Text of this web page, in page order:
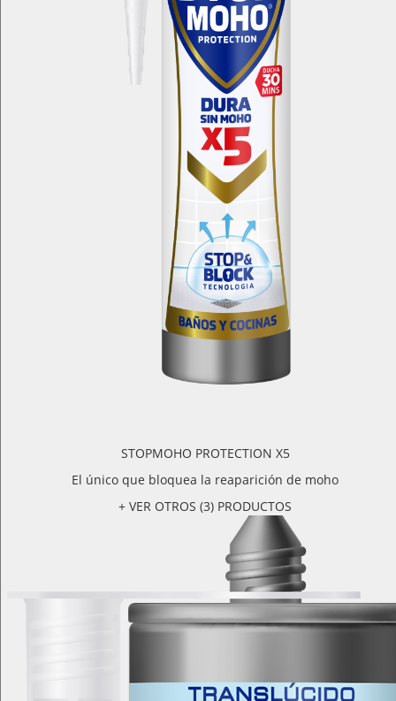
STOPMOHO PROTECTION X5
El único que bloquea la reaparición de moho
+ VER OTROS (3) PRODUCTOS